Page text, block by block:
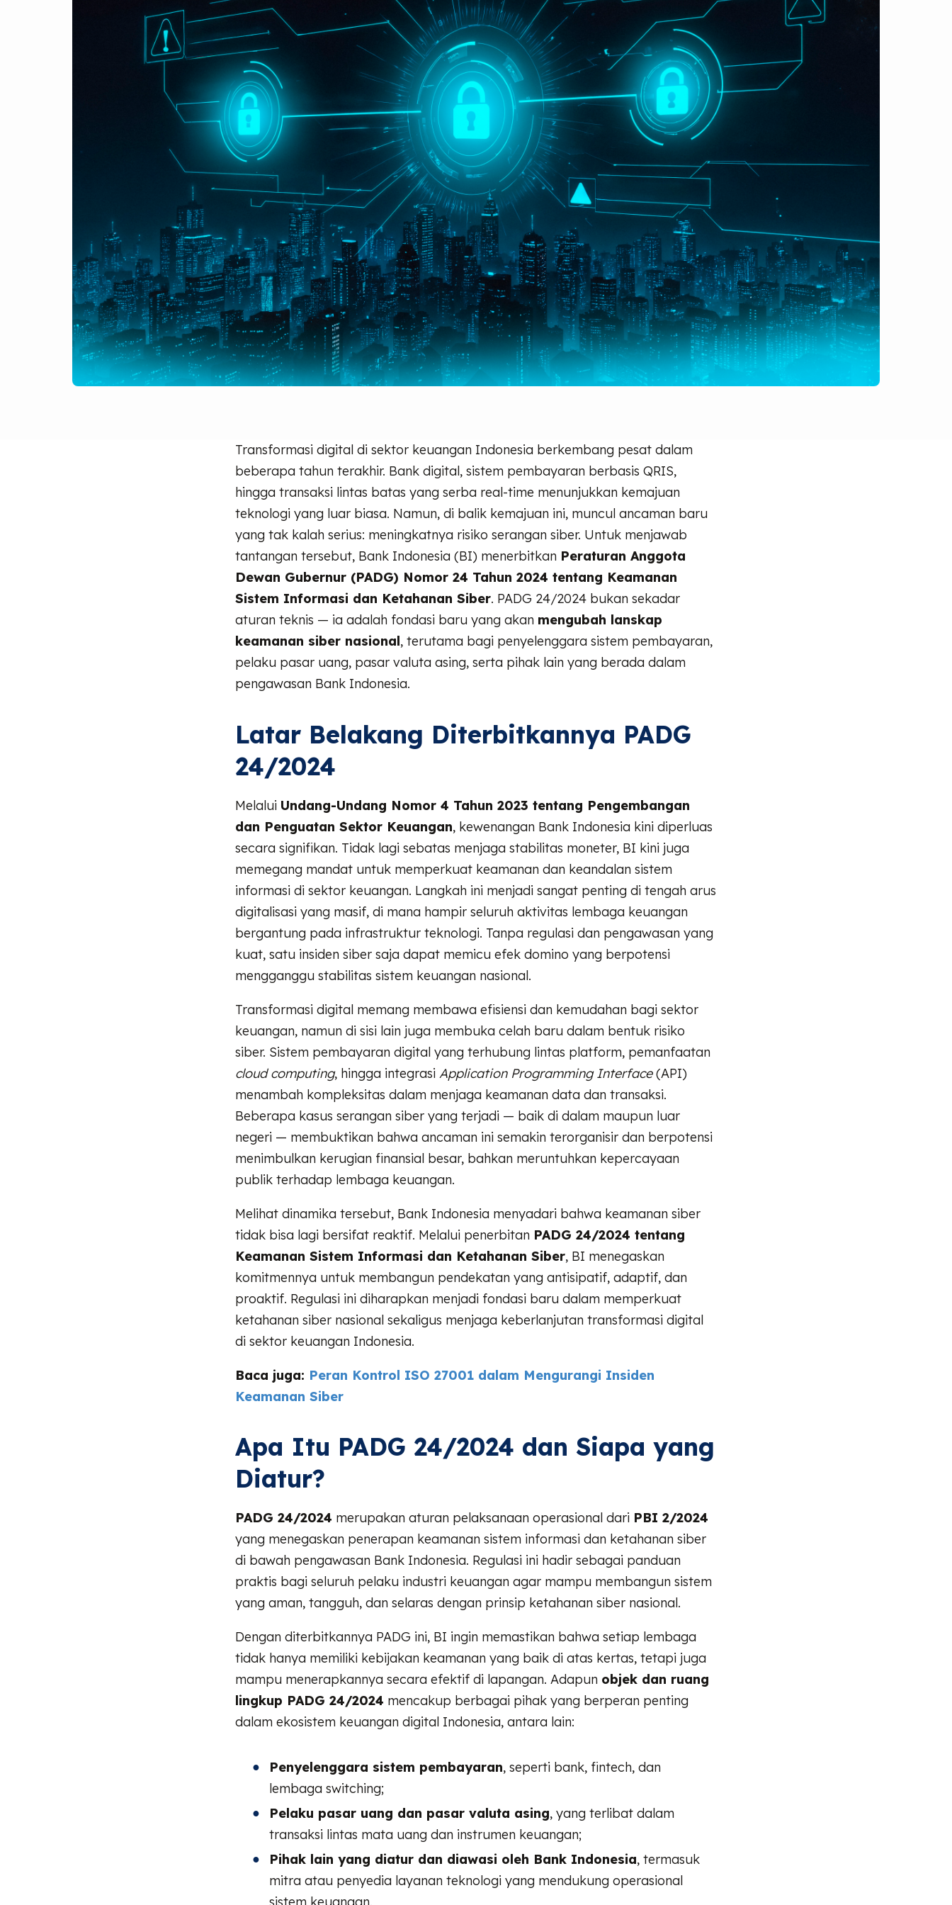
Transformasi digital di sektor keuangan Indonesia berkembang pesat dalam
beberapa tahun terakhir. Bank digital, sistem pembayaran berbasis QRIS,
hingga transaksi lintas batas yang serba real-time menunjukkan kemajuan
teknologi yang luar biasa. Namun, di balik kemajuan ini, muncul ancaman baru
yang tak kalah serius: meningkatnya risiko serangan siber. Untuk menjawab
tantangan tersebut, Bank Indonesia (BI) menerbitkan Peraturan Anggota
Dewan Gubernur (PADG) Nomor 24 Tahun 2024 tentang Keamanan
Sistem Informasi dan Ketahanan Siber. PADG 24/2024 bukan sekadar
aturan teknis — ia adalah fondasi baru yang akan mengubah lanskap
keamanan siber nasional, terutama bagi penyelenggara sistem pembayaran,
pelaku pasar uang, pasar valuta asing, serta pihak lain yang berada dalam
pengawasan Bank Indonesia.
Latar Belakang Diterbitkannya PADG
24/2024
Melalui Undang-Undang Nomor 4 Tahun 2023 tentang Pengembangan
dan Penguatan Sektor Keuangan, kewenangan Bank Indonesia kini diperluas
secara signifikan. Tidak lagi sebatas menjaga stabilitas moneter, BI kini juga
memegang mandat untuk memperkuat keamanan dan keandalan sistem
informasi di sektor keuangan. Langkah ini menjadi sangat penting di tengah arus
digitalisasi yang masif, di mana hampir seluruh aktivitas lembaga keuangan
bergantung pada infrastruktur teknologi. Tanpa regulasi dan pengawasan yang
kuat, satu insiden siber saja dapat memicu efek domino yang berpotensi
mengganggu stabilitas sistem keuangan nasional.
Transformasi digital memang membawa efisiensi dan kemudahan bagi sektor
keuangan, namun di sisi lain juga membuka celah baru dalam bentuk risiko
siber. Sistem pembayaran digital yang terhubung lintas platform, pemanfaatan
cloud computing, hingga integrasi Application Programming Interface(API)
menambah kompleksitas dalam menjaga keamanan data dan transaksi.
Beberapa kasus serangan siber yang terjadi — baik di dalam maupun luar
negeri — membuktikan bahwa ancaman ini semakin terorganisir dan berpotensi
menimbulkan kerugian finansial besar, bahkan meruntuhkan kepercayaan
publik terhadap lembaga keuangan.
Melihat dinamika tersebut, Bank Indonesia menyadari bahwa keamanan siber
tidak bisa lagi bersifat reaktif. Melalui penerbitan PADG 24/2024 tentang
Keamanan Sistem Informasi dan Ketahanan Siber, BI menegaskan
komitmennya untuk membangun pendekatan yang antisipatif, adaptif, dan
proaktif. Regulasi ini diharapkan menjadi fondasi baru dalam memperkuat
ketahanan siber nasional sekaligus menjaga keberlanjutan transformasi digital
di sektor keuangan Indonesia.
Baca juga: Peran Kontrol ISO 27001 dalam Mengurangi Insiden
Keamanan Siber
Apa Itu PADG 24/2024 dan Siapa yang
Diatur?
PADG 24/2024 merupakan aturan pelaksanaan operasional dari PBI 2/2024
yang menegaskan penerapan keamanan sistem informasi dan ketahanan siber
di bawah pengawasan Bank Indonesia. Regulasi ini hadir sebagai panduan
praktis bagi seluruh pelaku industri keuangan agar mampu membangun sistem
yang aman, tangguh, dan selaras dengan prinsip ketahanan siber nasional.
Dengan diterbitkannya PADG ini, BI ingin memastikan bahwa setiap lembaga
tidak hanya memiliki kebijakan keamanan yang baik di atas kertas, tetapi juga
mampu menerapkannya secara efektif di lapangan. Adapun objek dan ruang
lingkup PADG 24/2024 mencakup berbagai pihak yang berperan penting
dalam ekosistem keuangan digital Indonesia, antara lain:
Penyelenggara sistem pembayaran, seperti bank, fintech, dan
lembaga switching;
Pelaku pasar uang dan pasar valuta asing, yang terlibat dalam
transaksi lintas mata uang dan instrumen keuangan;
Pihak lain yang diatur dan diawasi oleh Bank Indonesia, termasuk
mitra atau penyedia layanan teknologi yang mendukung operasional